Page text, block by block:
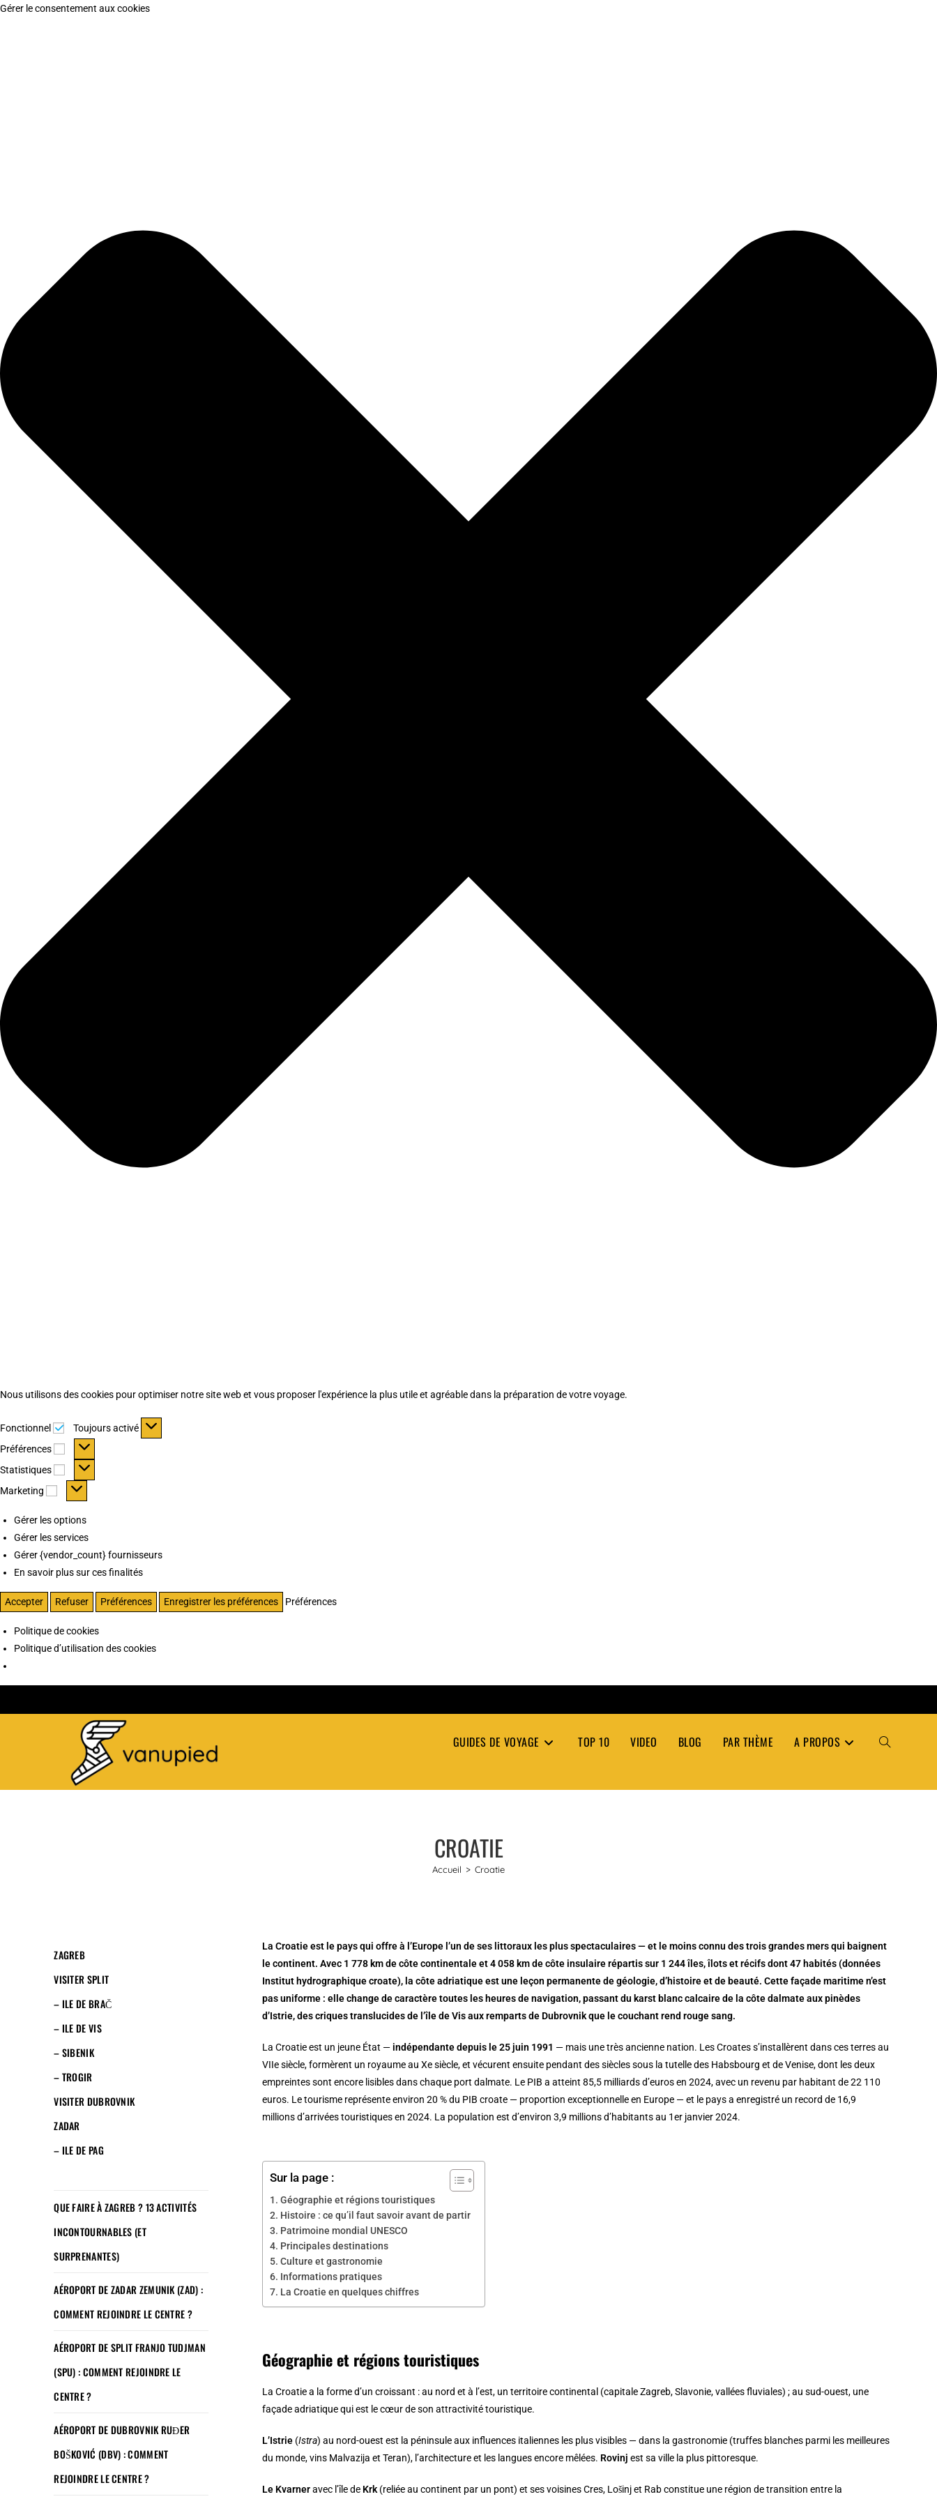
Gérer le consentement aux cookies
Nous utilisons des cookies pour optimiser notre site web et vous proposer l'expérience la plus utile et agréable dans la préparation de votre voyage.
Fonctionnel Fonctionnel
Toujours activé
Préférences
Préférences
Statistiques Statistiques
Marketing Marketing
Gérer les options
Gérer les services
Gérer {vendor_count} fournisseurs
En savoir plus sur ces finalités
Accepter Refuser Préférences Enregistrer les préférences Préférences
Politique de cookies
Politique d’utilisation des cookies
GUIDES DE VOYAGE TOP 10 VIDEO BLOG PAR THÈME A PROPOS TOGGLE
CROATIE
Accueil > Croatie
La Croatie est le pays qui offre à l’Europe l’un de ses littoraux les plus spectaculaires — et le moins connu des trois grandes mers qui baignent
le continent. Avec 1 778 km de côte continentale et 4 058 km de côte insulaire répartis sur 1 244 îles, îlots et récifs dont 47 habités (données
Institut hydrographique croate), la côte adriatique est une leçon permanente de géologie, d’histoire et de beauté. Cette façade maritime n’est
pas uniforme : elle change de caractère toutes les heures de navigation, passant du karst blanc calcaire de la côte dalmate aux pinèdes
d’Istrie, des criques translucides de l’île de Vis aux remparts de Dubrovnik que le couchant rend rouge sang.
La Croatie est un jeune État — indépendante depuis le 25 juin 1991 — mais une très ancienne nation. Les Croates s’installèrent dans ces terres au
VIIe siècle, formèrent un royaume au Xe siècle, et vécurent ensuite pendant des siècles sous la tutelle des Habsbourg et de Venise, dont les deux
empreintes sont encore lisibles dans chaque port dalmate. Le PIB a atteint 85,5 milliards d’euros en 2024, avec un revenu par habitant de 22 110
euros. Le tourisme représente environ 20 % du PIB croate — proportion exceptionnelle en Europe — et le pays a enregistré un record de 16,9
millions d’arrivées touristiques en 2024. La population est d’environ 3,9 millions d’habitants au 1er janvier 2024.
Sur la page :
Géographie et régions touristiques
Histoire : ce qu’il faut savoir avant de partir
Patrimoine mondial UNESCO
Principales destinations
Culture et gastronomie
Informations pratiques
La Croatie en quelques chiffres
Géographie et régions touristiques
La Croatie a la forme d’un croissant : au nord et à l’est, un territoire continental (capitale Zagreb, Slavonie, vallées fluviales) ; au sud-ouest, une
façade adriatique qui est le cœur de son attractivité touristique.
L’Istrie (Istra) au nord-ouest est la péninsule aux influences italiennes les plus visibles — dans la gastronomie (truffes blanches parmi les meilleures
du monde, vins Malvazija et Teran), l’architecture et les langues encore mêlées. Rovinj est sa ville la plus pittoresque.
Le Kvarneravec l’île de Krk (reliée au continent par un pont) et ses voisines Cres, Lošinj et Rab constitue une région de transition entre la
ZAGREB
VISITER SPLIT
– ILE DE BRAČ
– ILE DE VIS
– SIBENIK
– TROGIR
VISITER DUBROVNIK
ZADAR
– ILE DE PAG
QUE FAIRE À ZAGREB ? 13 ACTIVITÉS
INCONTOURNABLES (ET
SURPRENANTES)
AÉROPORT DE ZADAR ZEMUNIK (ZAD) :
COMMENT REJOINDRE LE CENTRE ?
AÉROPORT DE SPLIT FRANJO TUDJMAN
(SPU) : COMMENT REJOINDRE LE
CENTRE ?
AÉROPORT DE DUBROVNIK RUĐER
BOŠKOVIĆ (DBV) : COMMENT
REJOINDRE LE CENTRE ?